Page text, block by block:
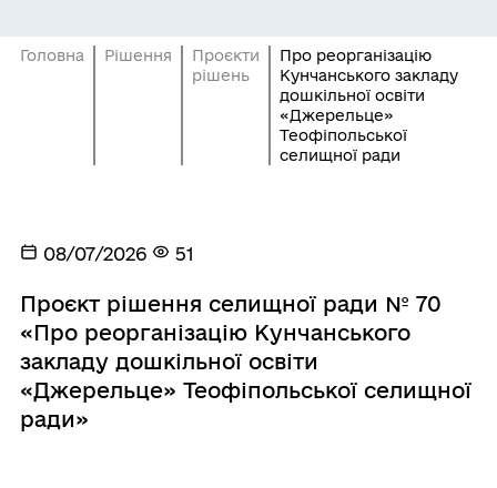
Головна Рішення
Проєкти
рішень
Про реорганізацію
Кунчанського закладу
дошкільної освіти
«Джерельце»
Теофіпольської
селищної ради
08/07/2026 51
Проєкт рішення селищної ради № 70
«Про реорганізацію Кунчанського
закладу дошкільної освіти
«Джерельце» Теофіпольської селищної
ради»